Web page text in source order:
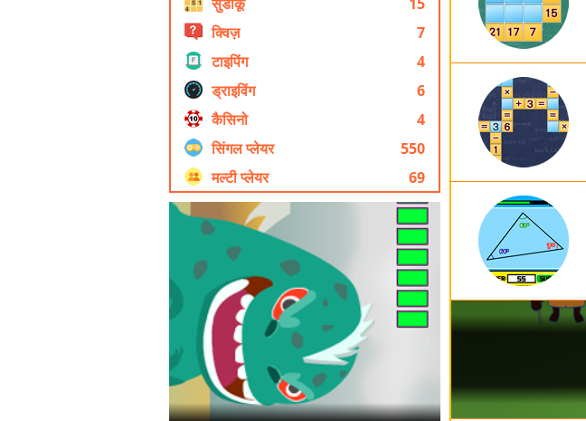
क्विज़
7
टाइपिंग
4
ड्राइविंग
6
कैसिनो
4
सिंगल प्लेयर
550
मल्टी प्लेयर
69